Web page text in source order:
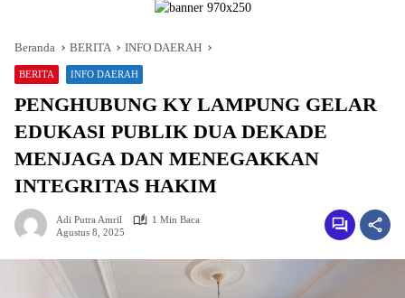
Beranda BERITA INFO DAERAH
BERITA INFO DAERAH
PENGHUBUNG KY LAMPUNG GELAR
EDUKASI PUBLIK DUA DEKADE
MENJAGA DAN MENEGAKKAN
INTEGRITAS HAKIM
Adi Putra Amril
1 Min Baca
Agustus 8, 2025